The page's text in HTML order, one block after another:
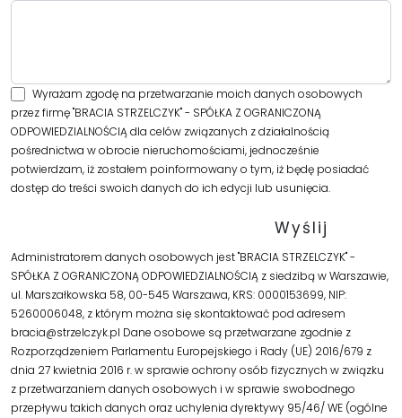
Wyrażam zgodę na przetwarzanie moich danych osobowych
przez firmę "BRACIA STRZELCZYK" - SPÓŁKA Z OGRANICZONĄ
ODPOWIEDZIALNOŚCIĄ dla celów związanych z działalnością
pośrednictwa w obrocie nieruchomościami, jednocześnie
potwierdzam, iż zostałem poinformowany o tym, iż będę posiadać
dostęp do treści swoich danych do ich edycji lub usunięcia.
Administratorem danych osobowych jest "BRACIA STRZELCZYK" -
SPÓŁKA Z OGRANICZONĄ ODPOWIEDZIALNOŚCIĄ z siedzibą w Warszawie,
ul. Marszałkowska 58, 00-545 Warszawa, KRS: 0000153699, NIP:
5260006048, z którym można się skontaktować pod adresem
bracia@strzelczyk.pl Dane osobowe są przetwarzane zgodnie z
Rozporządzeniem Parlamentu Europejskiego i Rady (UE) 2016/679 z
dnia 27 kwietnia 2016 r. w sprawie ochrony osób fizycznych w związku
z przetwarzaniem danych osobowych i w sprawie swobodnego
przepływu takich danych oraz uchylenia dyrektywy 95/46/ WE (ogólne